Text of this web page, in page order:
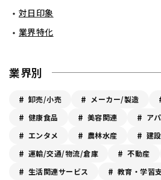
対日印象
業界特化
業界別
卸売/小売 メーカー/製造
健康食品
美容関連 ア
エンタメ
農林水産
建設
運輸/交通/物流/倉庫
不動産
生活関連サービス
教育・学習